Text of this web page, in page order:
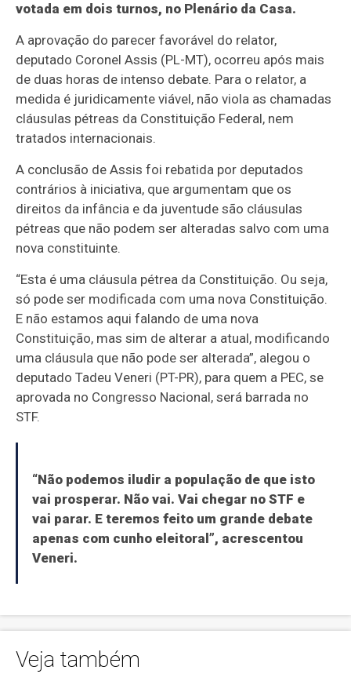
votada em dois turnos, no Plenário da Casa.
A aprovação do parecer favorável do relator,
deputado Coronel Assis (PL-MT), ocorreu após mais
de duas horas de intenso debate. Para o relator, a
medida é juridicamente viável, não viola as chamadas
cláusulas pétreas da Constituição Federal, nem
tratados internacionais.
A conclusão de Assis foi rebatida por deputados
contrários à iniciativa, que argumentam que os
direitos da infância e da juventude são cláusulas
pétreas que não podem ser alteradas salvo com uma
nova constituinte.
“Esta é uma cláusula pétrea da Constituição. Ou seja,
só pode ser modificada com uma nova Constituição.
E não estamos aqui falando de uma nova
Constituição, mas sim de alterar a atual, modificando
uma cláusula que não pode ser alterada”, alegou o
deputado Tadeu Veneri (PT-PR), para quem a PEC, se
aprovada no Congresso Nacional, será barrada no
STF.
“Não podemos iludir a população de que isto
vai prosperar. Não vai. Vai chegar no STF e
vai parar. E teremos feito um grande debate
apenas com cunho eleitoral”, acrescentou
Veneri.
Veja também